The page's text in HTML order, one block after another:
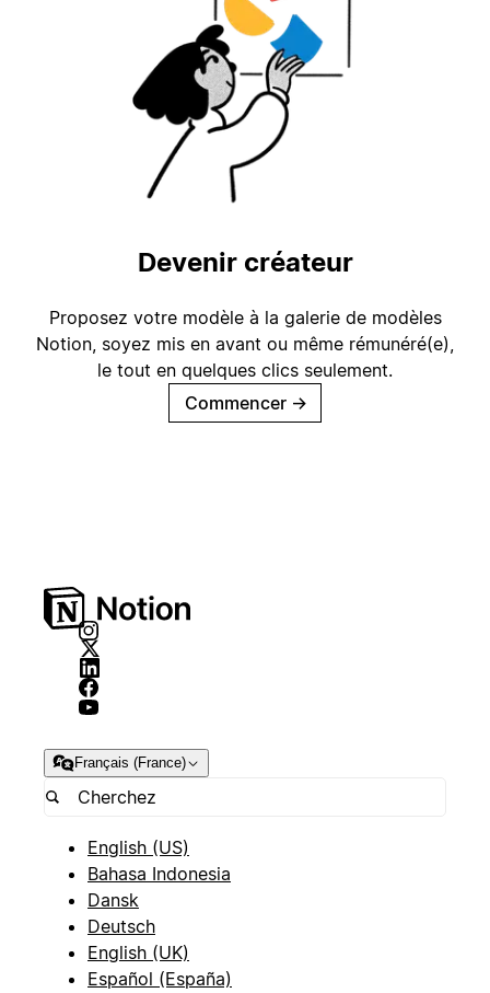
Devenir créateur
Proposez votre modèle à la galerie de modèles
Notion, soyez mis en avant ou même rémunéré(e),
le tout en quelques clics seulement.
Commencer →
Français (France)
English (US)
Bahasa Indonesia
Dansk
Deutsch
English (UK)
Español (España)